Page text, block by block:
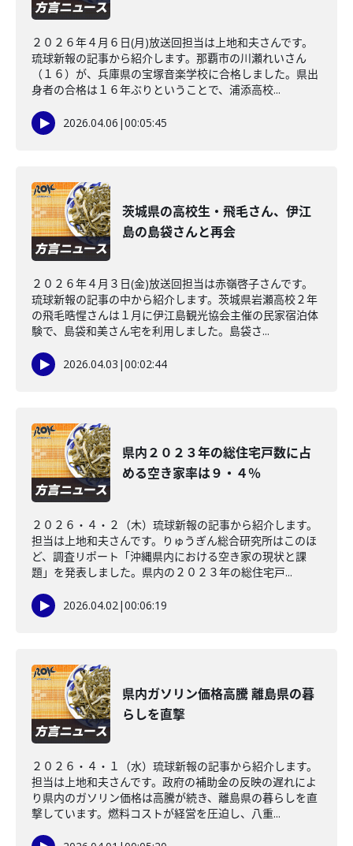
２０２６年４月６日(月)放送回担当は上地和夫さんです。
琉球新報の記事から紹介します。那覇市の川瀬れいさん
（１６）が、兵庫県の宝塚音楽学校に合格しました。県出
身者の合格は１６年ぶりということで、浦添高校...
2026.04.06 |00:05:45
茨城県の高校生・飛毛さん、伊江
島の島袋さんと再会
２０２６年４月３日(金)放送回担当は赤嶺啓子さんです。
琉球新報の記事の中から紹介します。茨城県岩瀬高校２年
の飛毛晧惺さんは１月に伊江島観光協会主催の民家宿泊体
験で、島袋和美さん宅を利用しました。島袋さ...
2026.04.03 |00:02:44
県内２０２３年の総住宅戸数に占
める空き家率は９・４％
２０２６・４・２（木）琉球新報の記事から紹介します。
担当は上地和夫さんです。りゅうぎん総合研究所はこのほ
ど、調査リポート「沖縄県内における空き家の現状と課
題」を発表しました。県内の２０２３年の総住宅戸...
2026.04.02|00:06:19
県内ガソリン価格高騰 離島県の暮
らしを直撃
２０２６・４・１（水）琉球新報の記事から紹介します。
担当は上地和夫さんです。政府の補助金の反映の遅れによ
り県内のガソリン価格は高騰が続き、離島県の暮らしを直
撃しています。燃料コストが経営を圧迫し、八重...